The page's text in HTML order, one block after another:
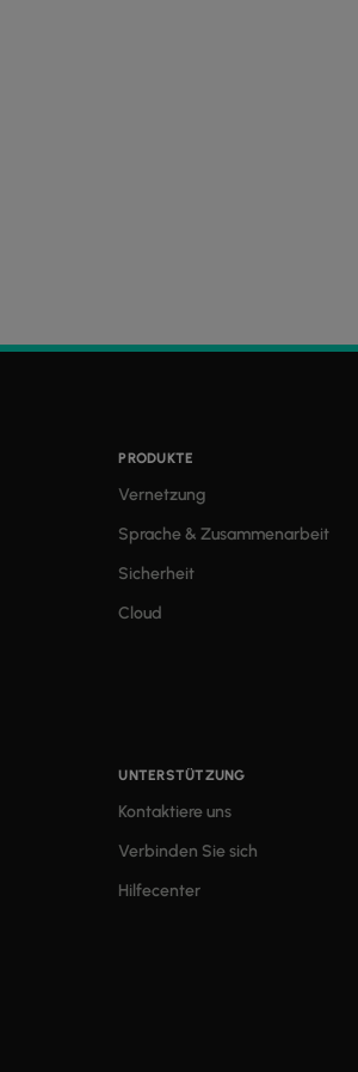
PRODUKTE
Vernetzung
Sprache & Zusammenarbeit
Sicherheit
Cloud
UNTERSTÜTZUNG
Kontaktiere uns
Verbinden Sie sich
Hilfecenter